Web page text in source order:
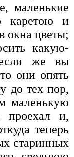
маленькие
каретою и
окна цветы;
какую-
же вы
они опять
до тех пор,
маленькую
проехал и,
теперь
старинных